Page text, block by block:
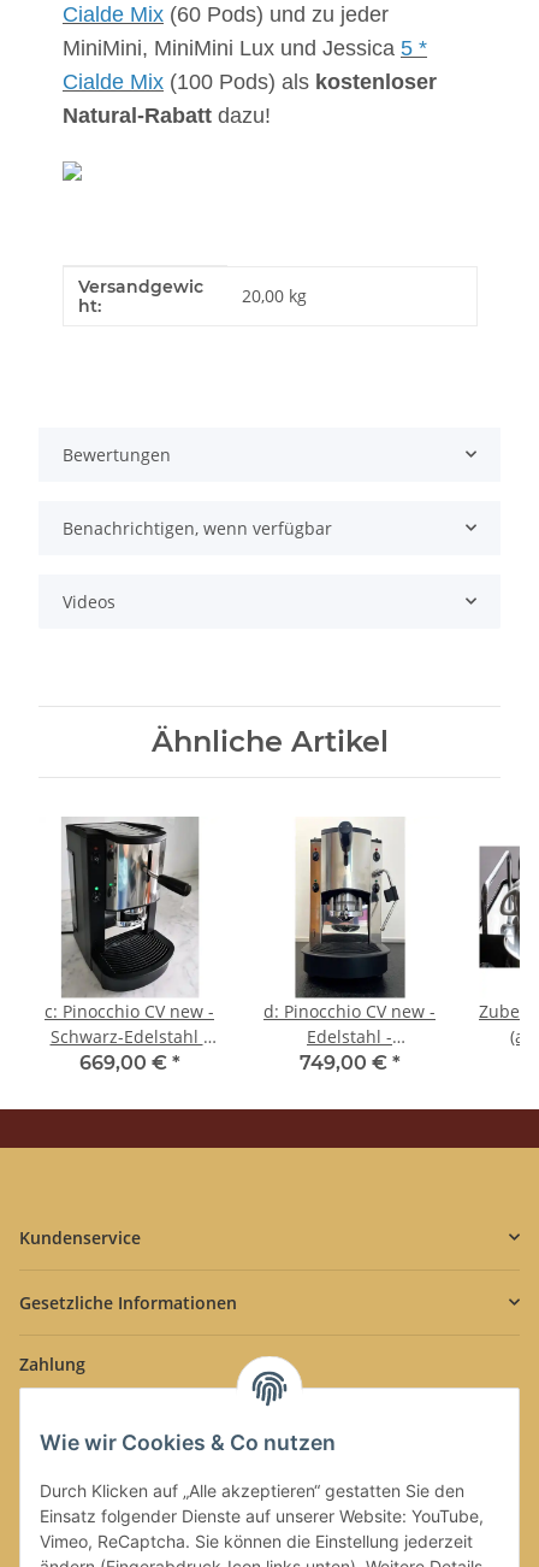
Wie wir Cookies & Co nutzen
Durch Klicken auf „Alle akzeptieren“ gestatten Sie den
Einsatz folgender Dienste auf unserer Website: YouTube,
Vimeo, ReCaptcha. Sie können die Einstellung jederzeit
Cialde Mix (60 Pods) und zu jeder
MiniMini, MiniMini Lux und Jessica 5 *
Cialde Mix (100 Pods) als kostenloser
Natural-Rabatt dazu!
Produkteigenschaft
Wert
Versandgewic
ht:
20,00 kg
Bewertungen
Benachrichtigen, wenn verfügbar
Videos
Ähnliche Artikel
c: Pinocchio CV new -
Schwarz-Edelstahl -
Tassengestell aus
Spinel
669,00 € *
d: Pinocchio CV new -
Edelstahl -
Tassengestell aus
Spinel
749,00 € *
Kundenservice
Gesetzliche Informationen
Zahlung
Versand